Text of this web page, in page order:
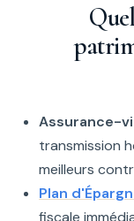
Assurance-
transmission
meilleurs
Plan
fiscale